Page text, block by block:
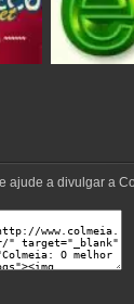
ajude a divulgar a